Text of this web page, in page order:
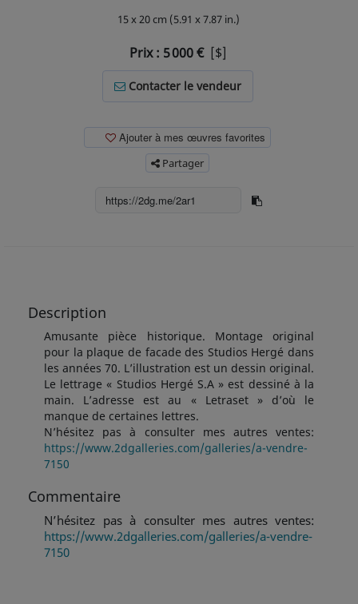
15 x 20 cm (5.91 x 7.87 in.)
Prix : 5 000 [$]
Contacter le vendeur
Ajouter à mes œuvres favorites
Partager
Description
Amusante pièce historique. Montage original
pour la plaque de facade des Studios Hergé dans
les années 70. L’illustration est un dessin original.
Le lettrage « Studios Hergé S.A » est dessiné à la
main. L’adresse est au « Letraset » d’où le
manque de certaines lettres.
N’hésitez pas à consulter mes autres ventes:
https://www.2dgalleries.com/galleries/a-vendre-
7150
Commentaire
N’hésitez pas à consulter mes autres ventes:
https://www.2dgalleries.com/galleries/a-vendre-
7150